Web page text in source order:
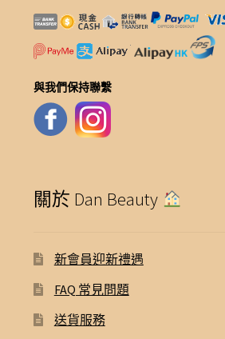
與我們保持聯繫
關於 Dan Beauty
新會員迎新禮遇
FAQ 常見問題
送貨服務